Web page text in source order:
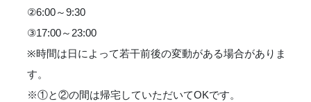
②6:00～9:30
③17:00～23:00
※時間は日によって若干前後の変動がある場合がありま
す。
※①と②の間は帰宅していただいてOKです。